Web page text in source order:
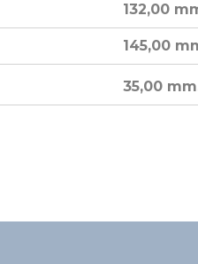
132,00
145,00
35,00